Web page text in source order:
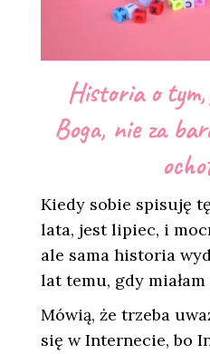
Historia o
Boga, nie za
Kiedy sobie spisuję
lata, jest lipiec, i
ale sama historia
lat temu, gdy miałam
Mówią, że trzeba
się w Internecie, bo